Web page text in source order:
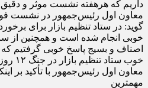
داریم که هرهفته نشست موثر و
معاون اول رئیس‌جمهور در نشست فوق
گوید: در ستاد تنظیم بازار برای
خوبی انجام شده است و همچنین از
اصناف و بسیج پاسخ خوبی گرفتیم که
خوب ستاد تنظیم بازار در جنگ ۱۲ روزه با قوت ادامه یابد.
معاون اول رئیس‌جمهور با تأکید بر
مهمترین